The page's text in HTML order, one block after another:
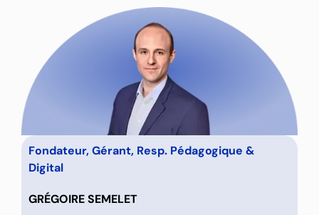
Fondateur, Gérant, Resp. Pédagogique &
Digital
GRÉGOIRE SEMELET